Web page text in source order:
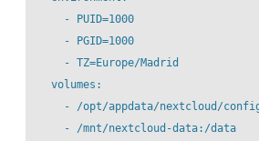
      - PUID=1000
      - PGID=1000
      - TZ=Europe/Madrid
    volumes:
- /opt/appdata/nextcloud/
      - /mnt/nextcloud-data:/data